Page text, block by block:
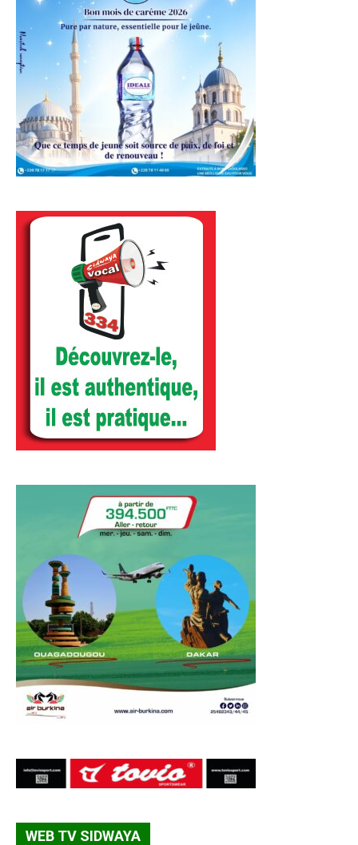
WEB TV SIDWAYA